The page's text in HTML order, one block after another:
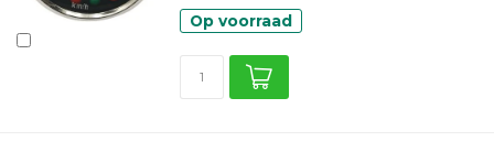
Op voorraad